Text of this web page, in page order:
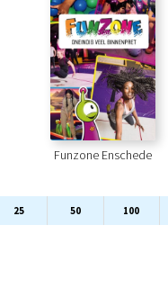
Funzone Enschede
25 50 100